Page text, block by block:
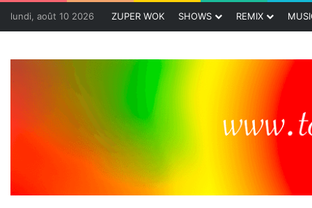
lundi, août 10 2026 ZUPER WOK SHOWS REMIX